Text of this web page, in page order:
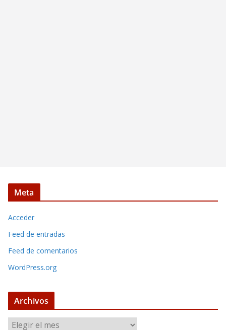
Meta
Acceder
Feed de entradas
Feed de comentarios
WordPress.org
Archivos